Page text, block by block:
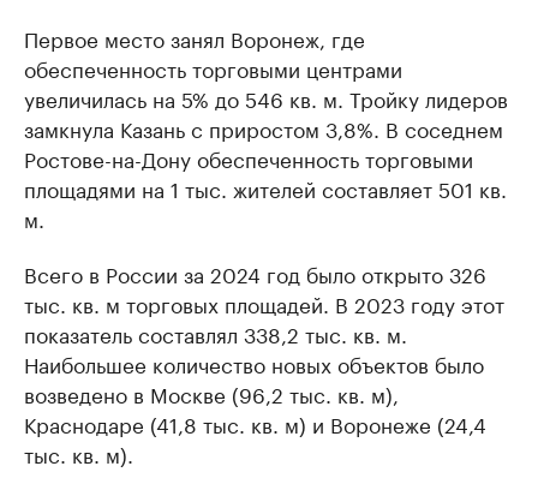
Первое место занял Воронеж, где
обеспеченность торговыми центрами
увеличилась на 5% до 546 кв. м. Тройку лидеров
замкнула Казань с приростом 3,8%. В соседнем
Ростове-на-Дону обеспеченность торговыми
площадями на 1 тыс. жителей составляет 501 кв.
м.
Всего в России за 2024 год было открыто 326
тыс. кв. м торговых площадей. В 2023 году этот
показатель составлял 338,2 тыс. кв. м.
Наибольшее количество новых объектов было
возведено в Москве (96,2 тыс. кв. м),
Краснодаре (41,8 тыс. кв. м) и Воронеже (24,4
тыс. кв. м).